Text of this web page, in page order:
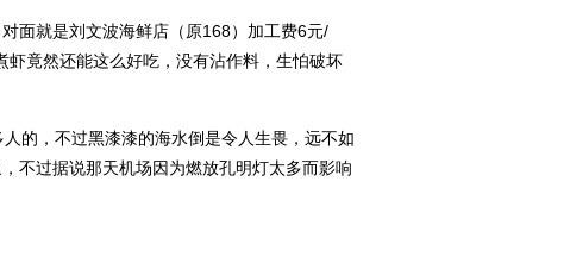
面就是刘文波海鲜店（原168）加工费6元/
虾竟然还能这么好吃，没有沾作料，生怕破坏
的，不过黑漆漆的海水倒是令人生畏，远不如
不过据说那天机场因为燃放孔明灯太多而影响